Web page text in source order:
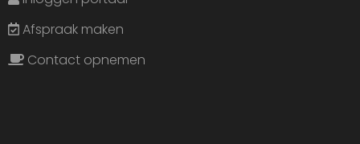
Afspraak maken
Contact opnemen